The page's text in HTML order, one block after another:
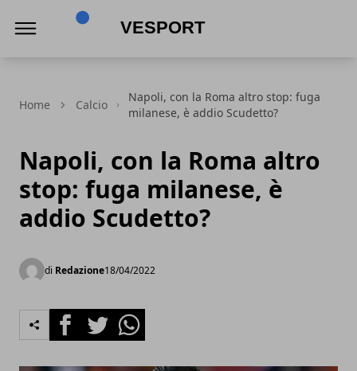
Home Calcio
Napoli, con la Roma altro stop: fuga
milanese, è addio Scudetto?
Napoli, con la Roma altro
stop: fuga milanese, è
addio Scudetto?
di Redazione18/04/2022
FacebookTwitterWhatsapp